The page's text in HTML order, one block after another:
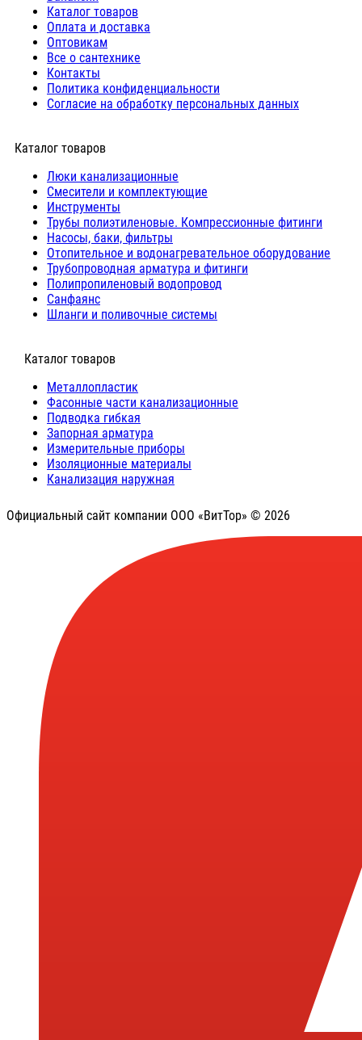
Каталог товаров
Оплата и доставка
Оптовикам
Все о сантехнике
Контакты
Политика конфиденциальности
Согласие на обработку персональных данных
Каталог товаров
Люки канализационные
Cмесители и комплектующие
Инструменты
Трубы полиэтиленовые. Компрессионные фитинги
Насосы, баки, фильтры
Отопительное и водонагревательное оборудование
Трубопроводная арматура и фитинги
Полипропиленовый водопровод
Санфаянс
Шланги и поливочные системы
⠀Каталог товаров
Металлопластик
Фасонные части канализационные
Подводка гибкая
Запорная арматура
Измерительные приборы
Изоляционные материалы
Канализация наружная
Официальный сайт компании ООО «ВитТор» © 2026